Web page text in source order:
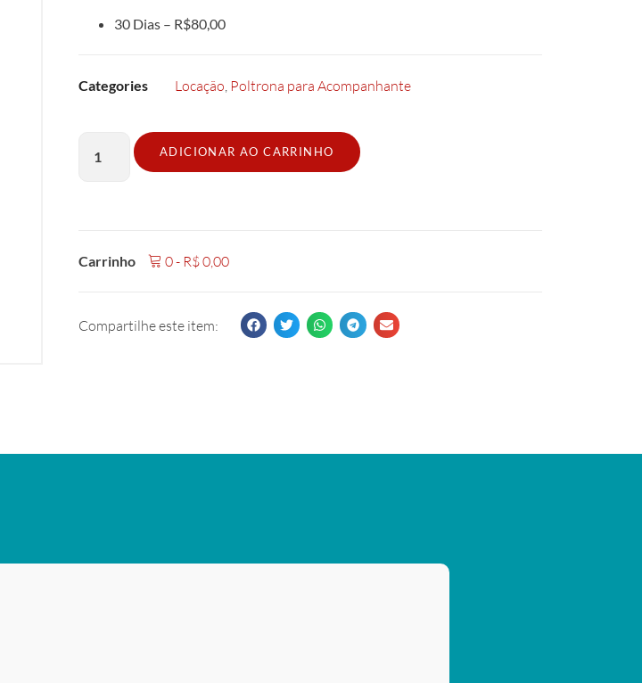
30 Dias – R$80,00
Categories Locação Poltrona para Acompanhante
ADICIONAR AO CARRINHO
Carrinho 0- R$0,00
Compartilhe este item: